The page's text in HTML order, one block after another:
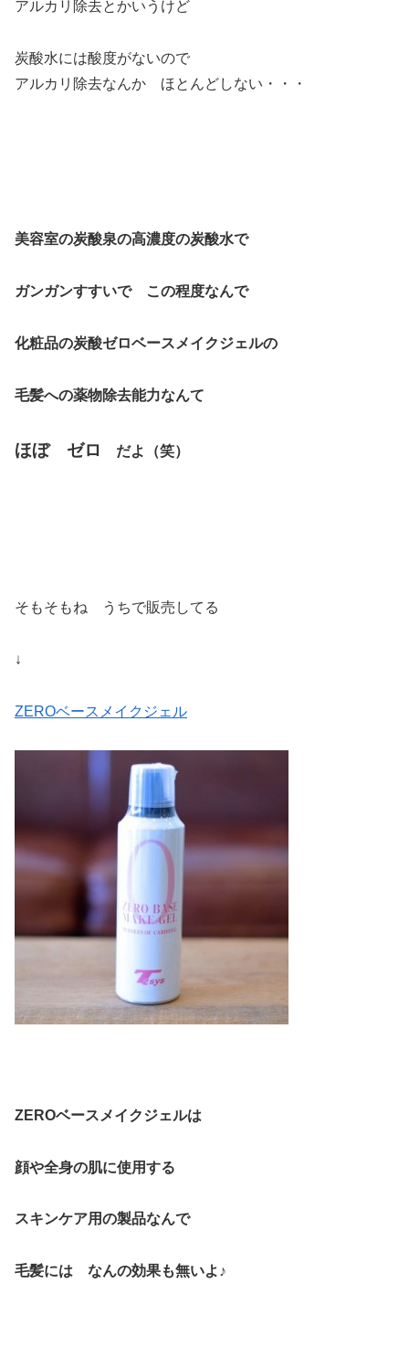
アルカリ除去とかいうけど
炭酸水には酸度がないので
アルカリ除去なんか ほとんどしない・・・
美容室の炭酸泉の高濃度の炭酸水で
ガンガンすすいで この程度なんで
化粧品の炭酸ゼロベースメイクジェルの
毛髪への薬物除去能力なんて
ほぼ ゼロ だよ（笑）
そもそもね うちで販売してる
↓
ZEROベースメイクジェル
ZEROベースメイクジェルは
顔や全身の肌に使用する
スキンケア用の製品なんで
毛髪には なんの効果も無いよ♪